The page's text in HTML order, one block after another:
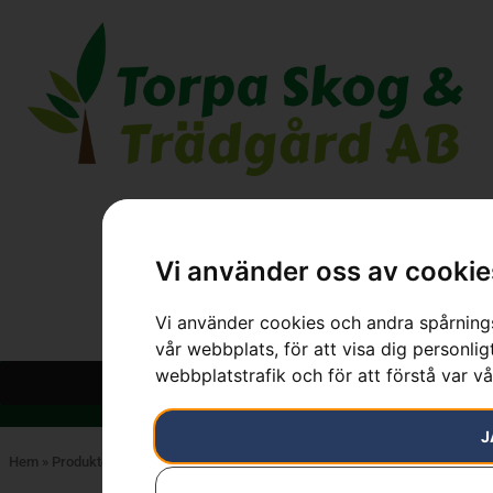
Vi använder oss av
Vi använder cookies och andra
vår webbplats, för att visa dig
webbplatstrafik och för att förstå var
Hem » Produkter HUSQVARNA»Skyddskläder»Skyddsjackor